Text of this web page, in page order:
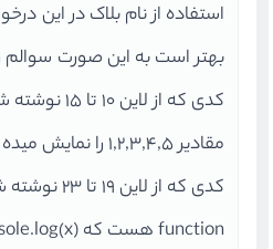
استفاده از نام بلاک در این
بهتر است به این صورت سوالم
مقادیر 1,2,3,4,5 را نمایش میده (مقادیر آرایه )